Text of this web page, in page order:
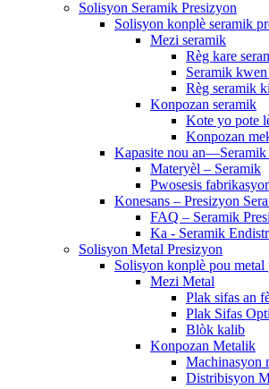
Solisyon Seramik Presizyon
Solisyon konplè seramik
Mezi seramik
Règ kare
Seramik
Règ seramik
Konpozan seramik
Kote yo pote
Konpozan
Kapasite nou an—Seramik
Materyèl – Seramik
Pwosesis
Konesans – Presizyon
FAQ – Seramik
Ka - Seramik
Solisyon Metal Presizyon
Solisyon konplè pou metal
Mezi Metal
Plak sifas an
Plak Sifas
Blòk kalib
Konpozan Metalik
Machinasyon
Distribisyon